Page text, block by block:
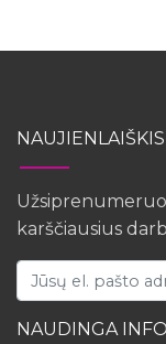
NAUJIENLAIŠKIS
karščiausius
NAUDINGA